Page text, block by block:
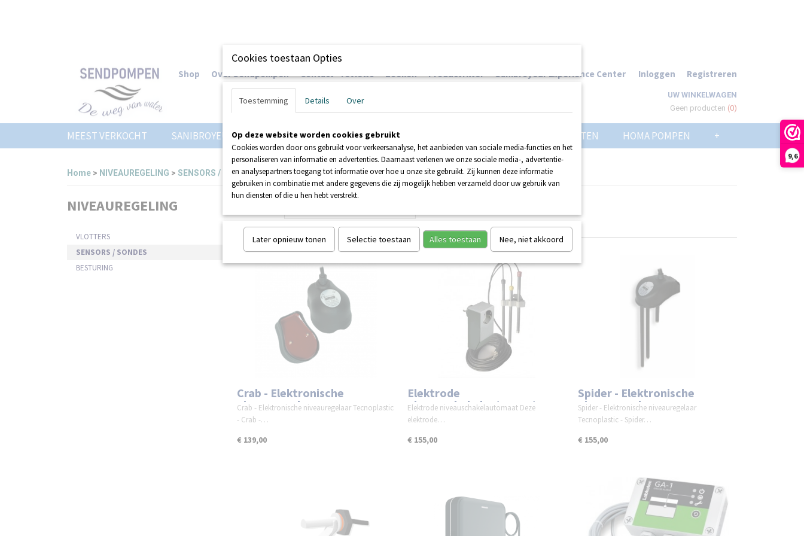
9,6
Shop Over Sendpompen Contact - reviews Zoeken Productfilter Sanibroyeur Experience Center Inloggen Registreren
UW WINKELWAGEN
Geen producten (0)
MEEST VERKOCHT SANIBROYEUR ZEHNDER POMPEN BOOSTERPOMPEN POMPPUTTEN HOMA POMPEN +
Home > NIVEAUREGELING > SENSORS / SONDES
NIVEAUREGELING
VLOTTERS
SENSORS / SONDES
BESTURING
Crab - Elektronische
niveauregelaar
Crab - Elektronische niveauregelaar Tecnoplastic
- Crab -…
€ 139,00
Elektrode
niveauschakelautomaat
Elektrode niveauschakelautomaat Deze
elektrode…
€ 155,00
Spider - Elektronische
niveauregelaar
Spider - Elektronische niveauregelaar
Tecnoplastic - Spider…
€ 155,00
Cookies toestaan Opties
Toestemming Details Over
Op deze website worden cookies gebruikt
Cookies worden door ons gebruikt voor verkeersanalyse, het aanbieden van sociale media-functies en het
personaliseren van informatie en advertenties. Daarnaast verlenen we onze sociale media-, advertentie-
en analysepartners toegang tot informatie over hoe u onze site gebruikt. Zij kunnen deze informatie
gebruiken in combinatie met andere gegevens die zij mogelijk hebben verzameld door uw gebruik van
hun diensten of die u hen hebt verstrekt.
Later opnieuw tonen Selectie toestaan Alles toestaan Nee, niet akkoord